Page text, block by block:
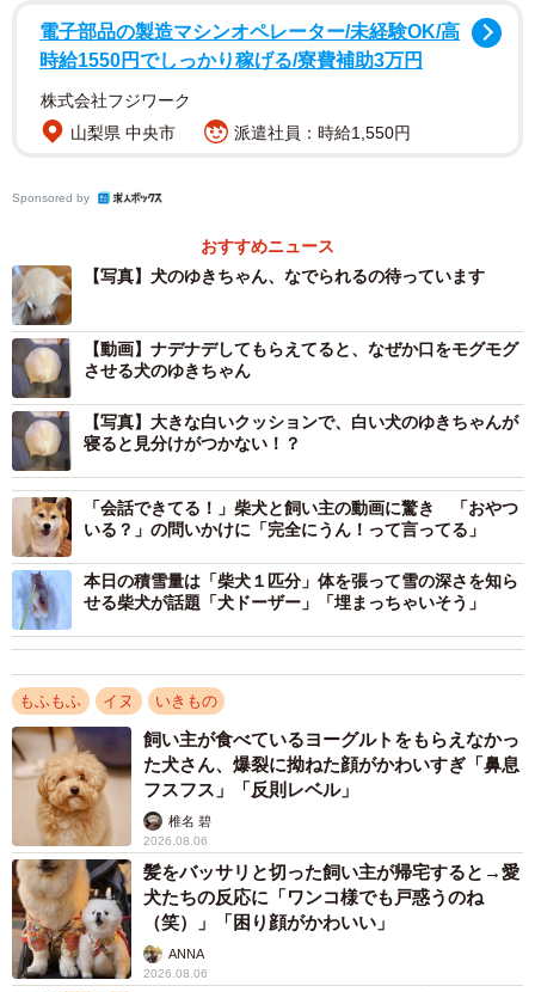
「Firefoxみたいなイッヌだな」などなどあらゆる「白いも
の」「丸いもの」にたとえる声が寄せられました。
また、「こんな見事なワンモナイト写真、初めて見まし
た」「芸術点が高すぎるっ」「100点満点の丸まり具合…」
る時に見てしまった こんなにかわいい柴さん見て眠れる幸
せをありがとう」と感謝の気持ちを伝える人など、すやす
やと眠るゆきちゃんのもとへ多くの人からあたたかなコメ
ントが届いています。
気持ちよさそうに丸くなって眠る愛犬を撮影した時のこ
とを飼い主さんにお聞きしました。
おはようございます😃 #白柴
#柴犬
pic.twitter.com/vBiMry3MTU
— たまgo (@go20597673)December 6, 2022
丸くなって眠る愛犬を見ていると、可愛いなぁと
温かい気持ちに
電子部品の製造マシンオペレーター/未経験OK/高
時給1550円でしっかり稼げる/寮費補助3万円
株式会社フジワーク
山梨県 中央市
派遣社員：時給1,550円
Sponsored by
おすすめニュース
【写真】犬のゆきちゃん、なでられるの待っています
【動画】ナデナデしてもらえてると、なぜか口をモグモグ
させる犬のゆきちゃん
【写真】大きな白いクッションで、白い犬のゆきちゃんが
寝ると見分けがつかない！？
「会話できてる！」柴犬と飼い主の動画に驚き 「おやつ
いる？」の問いかけに「完全にうん！って言ってる」
本日の積雪量は「柴犬１匹分」体を張って雪の深さを知ら
せる柴犬が話題「犬ドーザー」「埋まっちゃいそう」
もふもふ イヌ いきもの
飼い主が食べているヨーグルトをもらえなかっ
た犬さん、爆裂に拗ねた顔がかわいすぎ「鼻息
フスフス」「反則レベル」
椎名 碧
2026.08.06
髪をバッサリと切った飼い主が帰宅すると→愛
犬たちの反応に「ワンコ様でも戸惑うのね
（笑）」「困り顔がかわいい」
ANNA
2026.08.06